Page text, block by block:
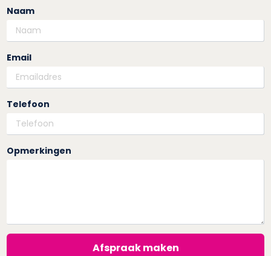
Naam
Email
Telefoon
Opmerkingen
Afspraak maken